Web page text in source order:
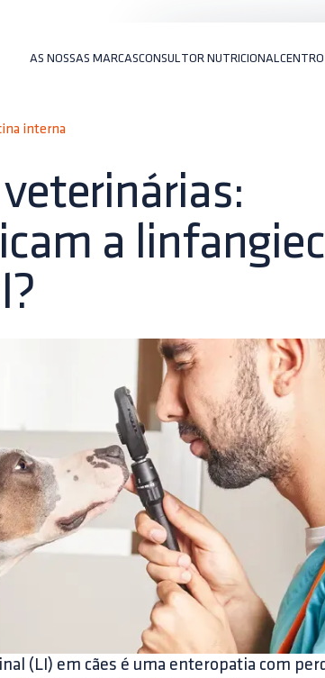
AS NOSSAS MARCASCONSULTOR NUTRICIONAL CENTRO
interna
a
(LI) em cães é uma enteropatia com